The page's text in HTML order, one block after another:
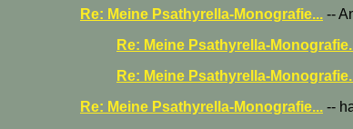
Re: Meine Psathyrella-Monografie... --
Re: Meine Psathyrella-
Re: Meine Psathyrella-
Re: Meine Psathyrella-Monografie... --